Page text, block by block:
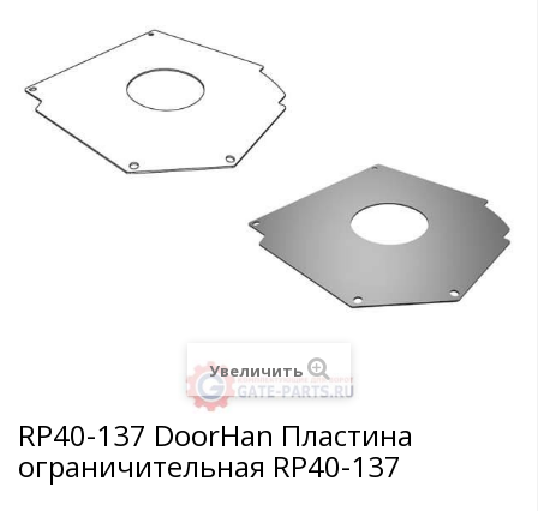
Увеличить
RP40-137 DoorHan Пластина
ограничительная RP40-137